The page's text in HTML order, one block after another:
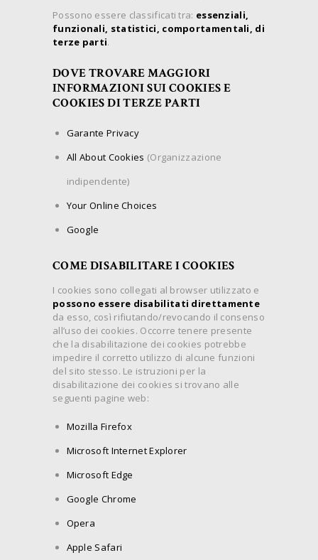
Possono essere classificati tra: essenziali,
funzionali, statistici, comportamentali, di
terze parti.
DOVE TROVARE MAGGIORI
INFORMAZIONI SUI COOKIES E
COOKIES DI TERZE PARTI
Garante Privacy
All About Cookies (Organizzazione
indipendente)
Your Online Choices
Google
COME DISABILITARE I COOKIES
I cookies sono collegati al browser utilizzato e
possono essere disabilitati direttamente
da esso, così rifiutando/revocando il consenso
all’uso dei cookies. Occorre tenere presente
che la disabilitazione dei cookies potrebbe
impedire il corretto utilizzo di alcune funzioni
del sito stesso. Le istruzioni per la
disabilitazione dei cookies si trovano alle
seguenti pagine web:
Mozilla Firefox
Microsoft Internet Explorer
Microsoft Edge
Google Chrome
Opera
Apple Safari